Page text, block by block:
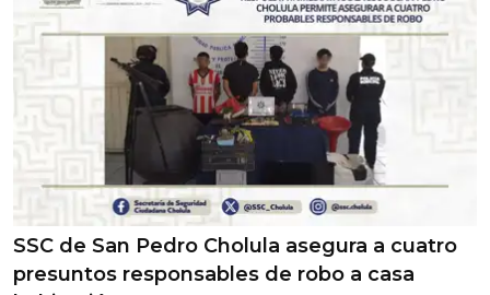
SSC de San Pedro Cholula asegura a cuatro
presuntos responsables de robo a casa